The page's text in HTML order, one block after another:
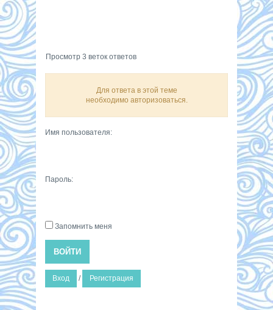
Просмотр 3 веток ответов
Для ответа в этой теме
необходимо авторизоваться.
Имя пользователя:
Пароль:
Запомнить меня
ВОЙТИ
Вход / Регистрация